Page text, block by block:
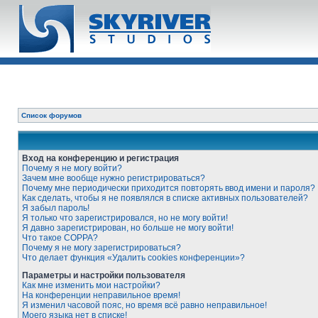
Список форумов
Вход на конференцию и регистрация
Почему я не могу войти?
Зачем мне вообще нужно регистрироваться?
Почему мне периодически приходится повторять ввод имени и пароля?
Как сделать, чтобы я не появлялся в списке активных пользователей?
Я забыл пароль!
Я только что зарегистрировался, но не могу войти!
Я давно зарегистрирован, но больше не могу войти!
Что такое COPPA?
Почему я не могу зарегистрироваться?
Что делает функция «Удалить cookies конференции»?
Параметры и настройки пользователя
Как мне изменить мои настройки?
На конференции неправильное время!
Я изменил часовой пояс, но время всё равно неправильное!
Моего языка нет в списке!